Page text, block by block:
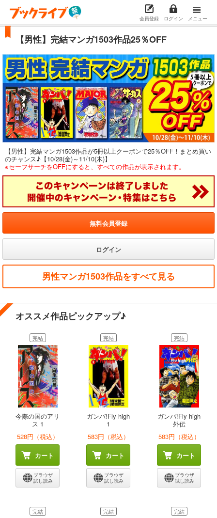
会員登録 ログイン メニュー
【男性】完結マンガ1503作品25％OFF
【男性】完結マンガ1503作品が5冊以上クーポンで25％OFF！まとめ買い
のチャンス♪【10/28(金)～11/10(木)】
※セーフサーチをOFFにすると、すべての作品が表示されます。
無料会員登録
ログイン
男性マンガ1503作品をすべて見る
オススメ作品ピックアップ♪
完結
今際の国のアリ
ス 1
528円（税込）
カート
ブラウザ
試し読み
完結
ガンバ!Fly high
1
583円（税込）
カート
ブラウザ
試し読み
完結
ガンバ!Fly high
外伝
583円（税込）
カート
ブラウザ
試し読み
完結 完結 完結